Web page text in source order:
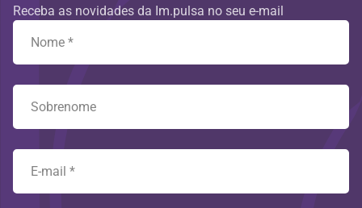
Receba as novidades da Im.pulsa no seu e-mail